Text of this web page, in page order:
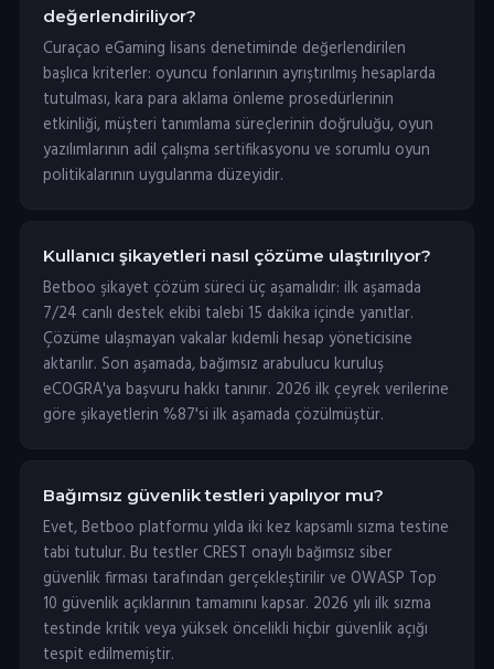
değerlendiriliyor?
Curaçao eGaming lisans denetiminde değerlendirilen
başlıca kriterler: oyuncu fonlarının ayrıştırılmış hesaplarda
tutulması, kara para aklama önleme prosedürlerinin
etkinliği, müşteri tanımlama süreçlerinin doğruluğu, oyun
yazılımlarının adil çalışma sertifikasyonu ve sorumlu oyun
politikalarının uygulanma düzeyidir.
Kullanıcı şikayetleri nasıl çözüme ulaştırılıyor?
Betboo şikayet çözüm süreci üç aşamalıdır: ilk aşamada
7/24 canlı destek ekibi talebi 15 dakika içinde yanıtlar.
Çözüme ulaşmayan vakalar kıdemli hesap yöneticisine
aktarılır. Son aşamada, bağımsız arabulucu kuruluş
eCOGRA'ya başvuru hakkı tanınır. 2026 ilk çeyrek verilerine
göre şikayetlerin %87'si ilk aşamada çözülmüştür.
Bağımsız güvenlik testleri yapılıyor mu?
Evet, Betboo platformu yılda iki kez kapsamlı sızma testine
tabi tutulur. Bu testler CREST onaylı bağımsız siber
güvenlik firması tarafından gerçekleştirilir ve OWASP Top
10 güvenlik açıklarının tamamını kapsar. 2026 yılı ilk sızma
testinde kritik veya yüksek öncelikli hiçbir güvenlik açığı
tespit edilmemiştir.